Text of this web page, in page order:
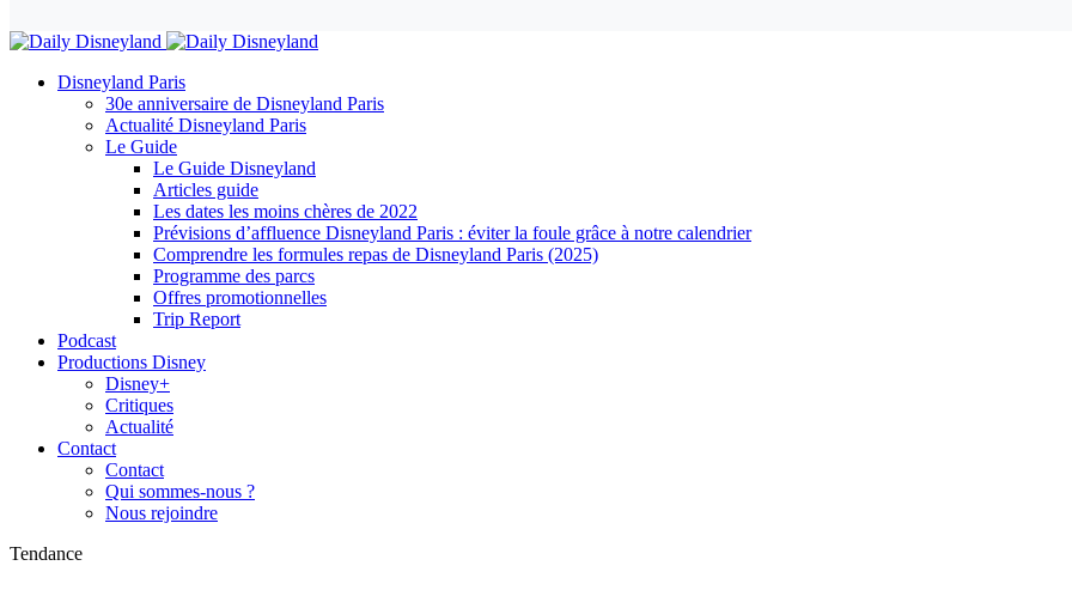
Disneyland Paris
30e anniversaire de Disneyland Paris
Actualité Disneyland Paris
Le Guide
Le Guide Disneyland
Articles guide
Les dates les moins chères de 2022
Prévisions d’affluence Disneyland Paris : éviter la foule grâce à notre calendrier
Comprendre les formules repas de Disneyland Paris (2025)
Programme des parcs
Offres promotionnelles
Trip Report
Podcast
Productions Disney
Disney+
Critiques
Actualité
Contact
Contact
Qui sommes-nous ?
Nous rejoindre
Tendance